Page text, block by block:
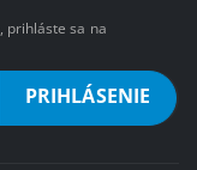
prihláste sa na